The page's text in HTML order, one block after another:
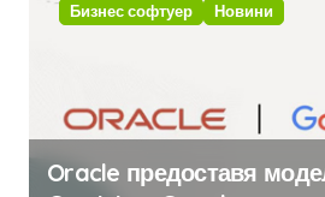
Бизнес софтуер Новини
Oracle предоставя